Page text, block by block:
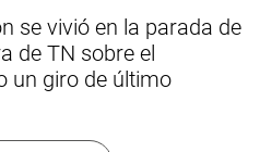
se vivió en la parada de
de TN sobre el
un giro de último